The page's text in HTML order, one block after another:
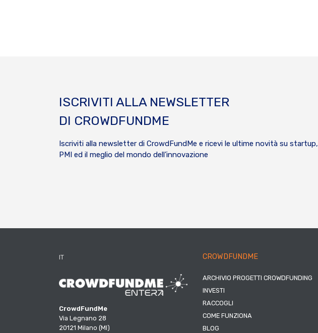
ISCRIVITI ALLA NEWSLETTER
DI CROWDFUNDME
Iscriviti alla newsletter di CrowdFundMe e ricevi le ultime novità su startup,
PMI ed il meglio del mondo dell’innovazione
IT
CrowdFundMe
Via Legnano 28
20121 Milano (MI)
CROWDFUNDME
ARCHIVIO PROGETTI CROWDFUNDING
INVESTI
RACCOGLI
COME FUNZIONA
BLOG